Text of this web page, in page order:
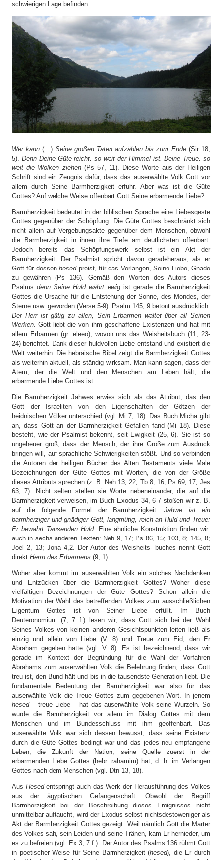
schwierigen Lage befinden.
Wer kann (…) Seine großen Taten aufzählen bis zum Ende(Sir 18,
5). Denn Deine Güte reicht, so weit der Himmel ist, Deine Treue, so
weit die Wolken ziehen(Ps 57, 11). Diese Worte aus der Heiligen
Schrift sind ein Zeugnis dafür, dass das auserwählte Volk Gott vor
allem durch Seine Barmherzigkeit erfuhr. Aber was ist die Güte
Gottes? Auf welche Weise offenbart Gott Seine erbarmende Liebe?
Barmherzigkeit bedeutet in der biblischen Sprache eine Liebesgeste
Gottes gegenüber der Schöpfung. Die Güte Gottes beschränkt sich
nicht allein auf Vergebungsakte gegenüber dem Menschen, obwohl
die Barmherzigkeit in ihnen ihre Tiefe am deutlichsten offenbart.
Jedoch bereits das Schöpfungswerk selbst ist ein Akt der
Barmherzigkeit. Der Psalmist spricht davon geradeheraus, als er
Gott für dessenhesedpreist, für das Verlangen, Seine Liebe, Gnade
zu gewähren (Ps 136). Gemäß den Worten des Autors dieses
Psalmsdenn Seine Huld währt ewigist gerade die Barmherzigkeit
Gottes die Ursache für die Entstehung der Sonne, des Mondes, der
Sterne usw. geworden (Verse 5-9). Psalm 145, 9 betont ausdrücklich:
Der Herr ist gütig zu allen, Sein Erbarmen waltet über all Seinen
Werken. Gott liebt die von ihm geschaffene Existenzen und hat mit
allem Erbarmen (gr. eleeo), wovon uns das Weisheitsbuch (11, 23-
24) berichtet. Dank dieser huldvollen Liebe entstand und existiert die
Welt weiterhin. Die hebräische Bibel zeigt die Barmherzigkeit Gottes
als weiterhin aktuell, als ständig wirksam. Man kann sagen, dass der
Atem, der die Welt und den Menschen am Leben hält, die
erbarmende Liebe Gottes ist.
Die Barmherzigkeit Jahwes erwies sich als das Attribut, das den
Gott der Israeliten von den Eigenschaften der Götzen der
heidnischen Völker unterschied (vgl. Mi 7, 18). Das Buch Micha gibt
an, dass Gott an der Barmherzigkeit Gefallen fand (Mi 18). Diese
besteht, wie der Psalmist bekennt, seit Ewigkeit (25, 6). Sie ist so
ungeheuer groß, dass der Mensch, der ihre Größe zum Ausdruck
bringen will, auf sprachliche Schwierigkeiten stößt. Und so verbinden
die Autoren der heiligen Bücher des Alten Testaments viele Male
Bezeichnungen der Güte Gottes mit Worten, die von der Größe
dieses Attributs sprechen (z. B. Neh 13, 22; Tb 8, 16; Ps 69, 17; Jes
63, 7). Nicht selten stellen sie Worte nebeneinander, die auf die
Barmherzigkeit verweisen, im Buch Exodus 34, 6-7 stoßen wir z. B.
auf die folgende Formel der Barmherzigkeit:Jahwe ist ein
barmherziger und gnädiger Gott, langmütig, reich an Huld und Treue:
Er bewahrt Tausenden Huld. Eine ähnliche Konstruktion finden wir
auch in sechs anderen Texten: Neh 9, 17; Ps 86, 15; 103, 8; 145, 8;
Joel 2, 13; Jona 4,2. Der Autor des Weisheits- buches nennt Gott
direkt Herrn des Erbarmens (9, 1).
Woher aber kommt im auserwählten Volk ein solches Nachdenken
und Entzücken über die Barmherzigkeit Gottes? Woher diese
vielfältigen Bezeichnungen der Güte Gottes? Schon allein die
Motivation der Wahl des betreffenden Volkes zum ausschließlichen
Eigentum Gottes ist von Seiner Liebe erfüllt. Im Buch
Deuteronomium (7, 7 f.) lesen wir, dass Gott sich bei der Wahl
Seines Volkes von keinen anderen Gesichtspunkten leiten ließ als
einzig und allein von Liebe (V. 8) und Treue zum Eid, den Er
Abraham gegeben hatte (vgl. V. 8). Es ist bezeichnend, dass wir
gerade im Kontext der Begründung für die Wahl der Vorfahren
Abrahams zum auserwählten Volk die Belehrung finden, dass Gott
treu ist, den Bund hält und bis in die tausendste Generation liebt. Die
fundamentale Bedeutung der Barmherzigkeit war also für das
auserwählte Volk die Treue Gottes zum gegebenen Wort. In jenem
hesed– treue Liebe – hat das auserwählte Volk seine Wurzeln. So
wurde die Barmherzigkeit vor allem im Dialog Gottes mit dem
Menschen und im Bundesschluss mit ihm geoffenbart. Das
auserwählte Volk war sich dessen bewusst, dass seine Existenz
durch die Güte Gottes bedingt war und das jedes neu empfangene
Leben, die Zukunft der Nation, seine Quelle zuerst in der
erbarmenden Liebe Gottes (hebr. rahamim) hat, d. h. im Verlangen
Gottes nach dem Menschen (vgl. Dtn 13, 18).
Aus Hesedentspringt auch das Werk der Herausführung des Volkes
aus der ägyptischen Gefangenschaft. Obwohl der Begriff
Barmherzigkeit bei der Beschreibung dieses Ereignisses nicht
unmittelbar auftaucht, wird der Exodus selbst nichtsdestoweniger als
Akt der Barmherzigkeit Gottes gezeigt. Weil nämlich Gott die Marter
des Volkes sah, sein Leiden und seine Tränen, kam Er hernieder, um
es zu befreien (vgl. Ex 3, 7 f.). Der Autor des Psalms 136 rühmt Gott
in poetischer Weise für Seine Barmherzigkeit (hesed), die Er durch